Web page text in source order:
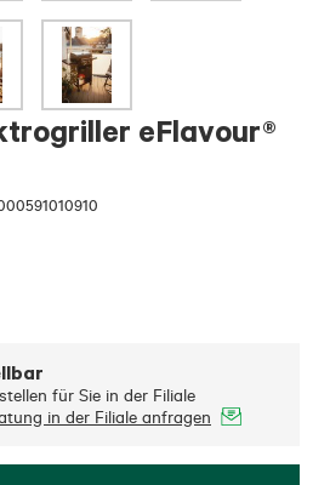
eFlavour®
für Sie in der Filiale
in der Filiale anfragen